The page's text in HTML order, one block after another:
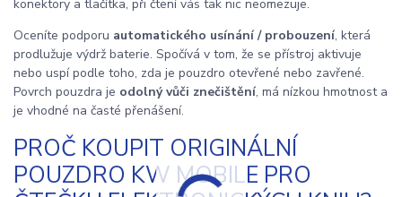
konektory a tlačítka, při čtení vás tak nic neomezuje.
Oceníte podporu automatického usínání / probouzení, která
prodlužuje výdrž baterie. Spočívá v tom, že se přístroj aktivuje
nebo uspí podle toho, zda je pouzdro otevřené nebo zavřené.
Povrch pouzdra je odolný vůči znečištění, má nízkou hmotnost a
je vhodné na časté přenášení.
PROČ KOUPIT ORIGINÁLNÍ
POUZDRO KW MOBILE PRO